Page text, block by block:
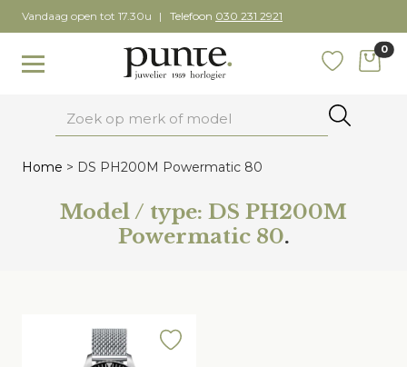
Skip
to
content
Vandaag open tot 17.30u Telefoon 030 231 2921
Toggle navigation
0
Home > DS PH200M Powermatic 80
Model / type: DS PH200M
Powermatic 80.